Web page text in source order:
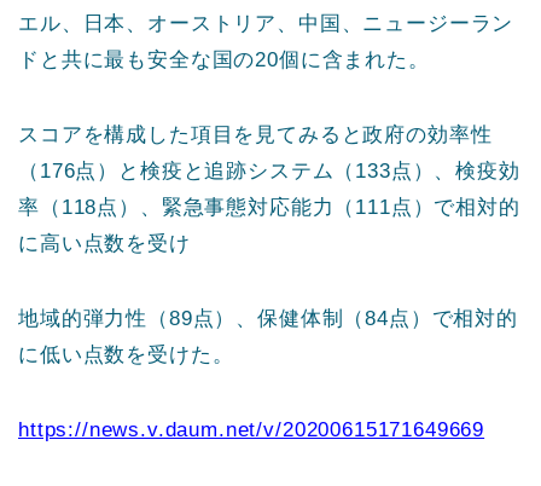
エル、日本、オーストリア、中国、ニュージーラン
ドと共に最も安全な国の20個に含まれた。
スコアを構成した項目を見てみると政府の効率性
（176点）と検疫と追跡システム（133点）、検疫効
率（118点）、緊急事態対応能力（111点）で相対的
に高い点数を受け
地域的弾力性（89点）、保健体制（84点）で相対的
に低い点数を受けた。
https://news.v.daum.net/v/20200615171649669